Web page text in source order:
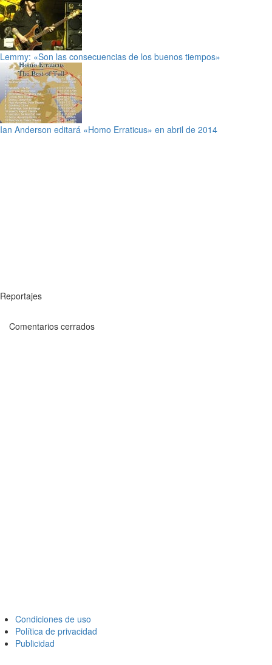
Lemmy: «Son las consecuencias de los buenos tiempos»
Ian Anderson editará «Homo Erraticus» en abril de 2014
Reportajes
Comentarios cerrados
Condiciones de uso
Política de privacidad
Publicidad